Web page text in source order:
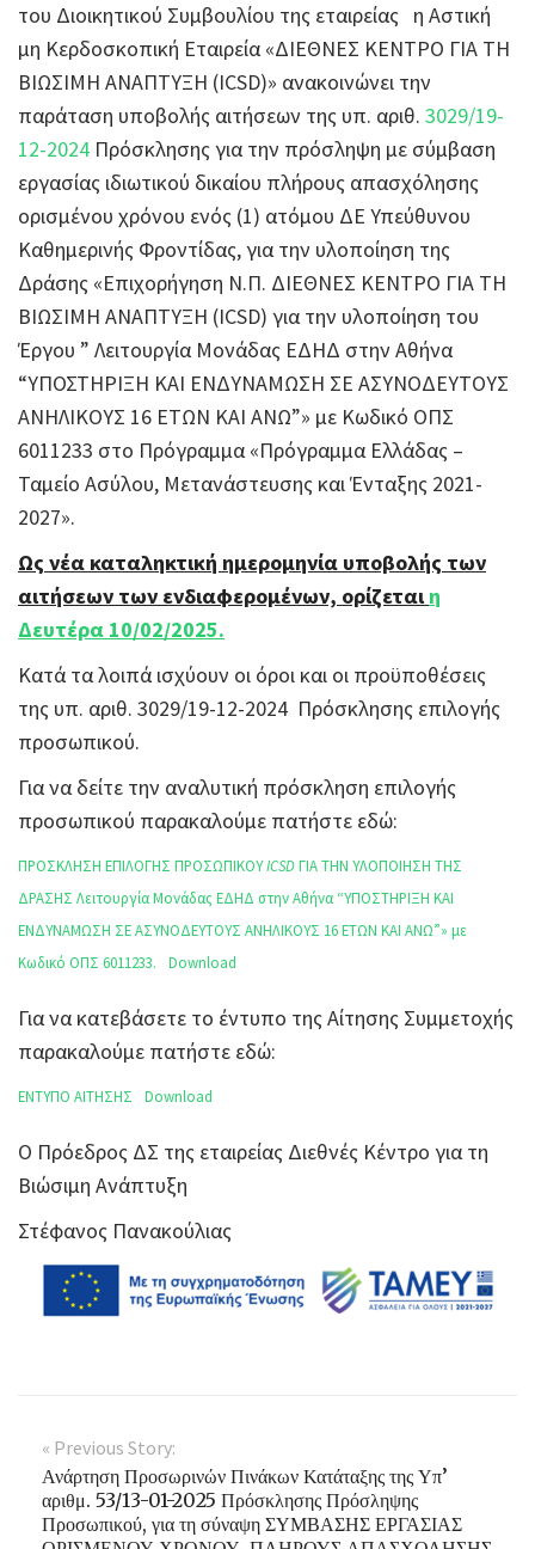
του Διοικητικού Συμβουλίου της εταιρείας η Αστική
μη Κερδοσκοπική Εταιρεία «ΔΙΕΘΝΕΣ ΚΕΝΤΡΟ ΓΙΑ ΤΗ
ΒΙΩΣΙΜΗ ΑΝΑΠΤΥΞΗ (ICSD)» ανακοινώνει την
παράταση υποβολής αιτήσεων της υπ. αριθ. 3029/19-
12-2024 Πρόσκλησης για την πρόσληψη με σύμβαση
εργασίας ιδιωτικού δικαίου πλήρους απασχόλησης
ορισμένου χρόνου ενός (1) ατόμου ΔΕ Υπεύθυνου
Καθημερινής Φροντίδας, για την υλοποίηση της
Δράσης «Επιχορήγηση Ν.Π. ΔΙΕΘΝΕΣ ΚΕΝΤΡΟ ΓΙΑ ΤΗ
ΒΙΩΣΙΜΗ ΑΝΑΠΤΥΞΗ (ICSD) για την υλοποίηση του
Έργου ” Λειτουργία Μονάδας ΕΔΗΔ στην Αθήνα
“ΥΠΟΣΤΗΡΙΞΗ ΚΑΙ ΕΝΔΥΝΑΜΩΣΗ ΣΕ ΑΣΥΝΟΔΕΥΤΟΥΣ
ΑΝΗΛΙΚΟΥΣ 16 ΕΤΩΝ ΚΑΙ ΑΝΩ”» με Κωδικό ΟΠΣ
6011233 στο Πρόγραμμα «Πρόγραμμα Ελλάδας –
Ταμείο Ασύλου, Μετανάστευσης και Ένταξης 2021-
2027».
Ως νέα καταληκτική ημερομηνία υποβολής των
αιτήσεων των ενδιαφερομένων, ορίζεταιη
Δευτέρα 10/02/2025.
Κατά τα λοιπά ισχύουν οι όροι και οι προϋποθέσεις
της υπ. αριθ. 3029/19-12-2024 Πρόσκλησης επιλογής
προσωπικού.
Για να δείτε την αναλυτική πρόσκληση επιλογής
προσωπικού παρακαλούμε πατήστε εδώ:
ΠΡΟΣΚΛΗΣΗ ΕΠΙΛΟΓΗΣ ΠΡΟΣΩΠΙΚΟΥICSDΓΙΑ ΤΗΝ ΥΛΟΠΟΙΗΣΗ ΤΗΣ
ΔΡΑΣΗΣ Λειτουργία Μονάδας ΕΔΗΔ στην Αθήνα “ΥΠΟΣΤΗΡΙΞΗ ΚΑΙ
ΕΝΔΥΝΑΜΩΣΗ ΣΕ ΑΣΥΝΟΔΕΥΤΟΥΣ ΑΝΗΛΙΚΟΥΣ 16 ΕΤΩΝ ΚΑΙ ΑΝΩ”» με
Κωδικό ΟΠΣ 6011233.
Download
Για να κατεβάσετε το έντυπο της Αίτησης Συμμετοχής
παρακαλούμε πατήστε εδώ:
ΕΝΤΥΠΟ ΑΙΤΗΣΗΣ Download
Ο Πρόεδρος ΔΣ της εταιρείας Διεθνές Κέντρο για τη
Βιώσιμη Ανάπτυξη
Στέφανος Πανακούλιας
« Previous Story:
Ανάρτηση Προσωρινών Πινάκων Κατάταξης της Υπ’
αριθμ. 53/13-01-2025 Πρόσκλησης Πρόσληψης
Προσωπικού, για τη σύναψη ΣΥΜΒΑΣΗΣ ΕΡΓΑΣΙΑΣ